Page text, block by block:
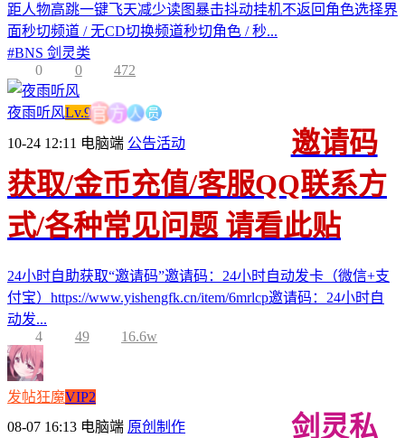
距人物高跳一键飞天减少读图暴击抖动挂机不返回角色选择界
面秒切频道 / 无CD切换频道秒切角色 / 秒...
#BNS 剑灵类
0
0 472
夜雨听风Lv.9官方人员
10-24 12:11 电脑端 公告活动
邀请码
获取/金币充值/客服QQ联系方
式/各种常见问题 请看此贴
24小时自助获取“邀请码”邀请码：24小时自动发卡（微信+支
付宝）https://www.yishengfk.cn/item/6mrlcp邀请码：24小时自
动发...
4
49 16.6w
发帖狂魔VIP2
08-07 16:13 电脑端 原创制作
剑灵私